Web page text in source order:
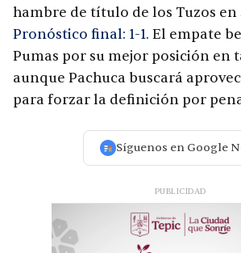
hambre de título de los Tuzos en
Pronóstico final: 1-1. El empate
Pumas por su mejor posición en
aunque Pachuca buscará
para forzar la definición por
Síguenos en Google
PUBLICIDAD